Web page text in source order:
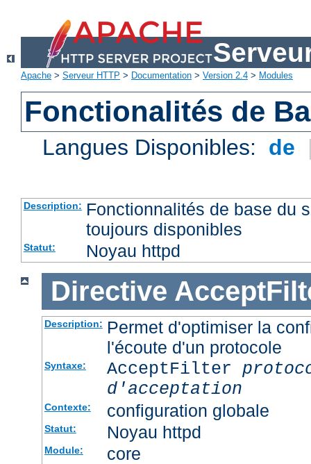
Apache > Serveur HTTP > Documentation > Version 2.4 > Modules
Fonctionalités de
Langues Disponibles: de
Description: Fonctionnalités de base du
toujours disponibles
Statut: Noyau httpd
Directive
Description: Permet d'optimiser la
l'écoute d'un protocole
Syntaxe: AcceptFilter
d'acceptation
Contexte: configuration globale
Statut: Noyau httpd
Module: core